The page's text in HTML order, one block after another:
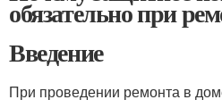
обязательно при
Введение
При проведении ремонта в